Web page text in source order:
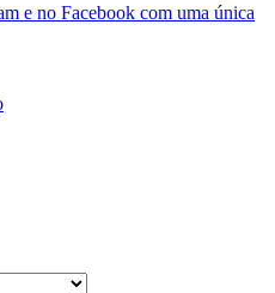
e no Facebook com uma única